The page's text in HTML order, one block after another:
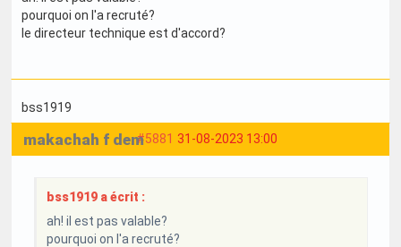
pourquoi on l'a recruté?
le directeur technique est d'accord?
bss1919
#5881 31-08-2023 13:00
makachah f dem
bss1919 a écrit :
ah! il est pas valable?
pourquoi on l'a recruté?